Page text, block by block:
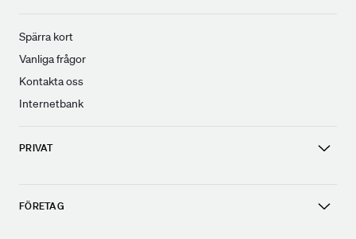
Spärra kort
Vanliga frågor
Kontakta oss
Internetbank
PRIVAT
FÖRETAG